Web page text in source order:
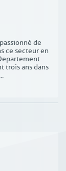
de
ce secteur en
trois ans dans